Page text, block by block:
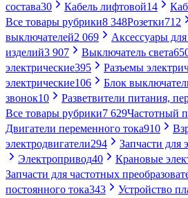
состава30 Кабель лифтовой14
Все товары рубрики8 348Розетки712
выключателей2 069
Аксессуары
изделий3 907 Выключатель света
электрические395 Разъемы
электрические106 Блок
звонок10 Разветвители питания,
Все товары рубрики7 629Частотный
Двигатели переменного тока910
электродвигатели294 Запчасти для
Электропривод40 Крановые
Запчасти для частотных
постоянного тока343 Устройство